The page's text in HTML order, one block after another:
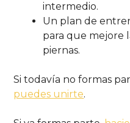
intermedio.
Un plan de
para que mejore
piernas.
Si todavía no formas
puedes unirte.